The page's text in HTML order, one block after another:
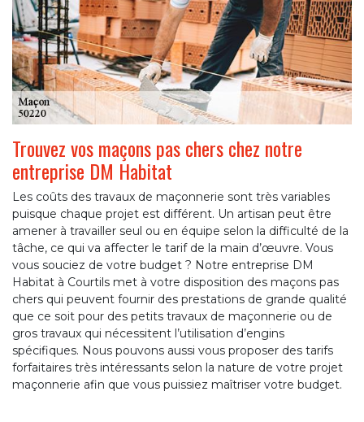
Trouvez vos maçons pas chers chez notre
entreprise DM Habitat
Les coûts des travaux de maçonnerie sont très variables
puisque chaque projet est différent. Un artisan peut être
amener à travailler seul ou en équipe selon la difficulté de la
tâche, ce qui va affecter le tarif de la main d’œuvre. Vous
vous souciez de votre budget ? Notre entreprise DM
Habitat à Courtils met à votre disposition des maçons pas
chers qui peuvent fournir des prestations de grande qualité
que ce soit pour des petits travaux de maçonnerie ou de
gros travaux qui nécessitent l’utilisation d’engins
spécifiques. Nous pouvons aussi vous proposer des tarifs
forfaitaires très intéressants selon la nature de votre projet
maçonnerie afin que vous puissiez maîtriser votre budget.